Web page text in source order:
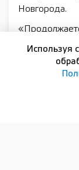
Новгорода.
яровых
тысячи
зерновыми»,
Используя